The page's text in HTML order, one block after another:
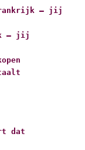
– jij
– jij
dat